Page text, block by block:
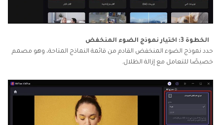
الخطوة 3: اختيار نموذج الضوء المنخفض
حدد نموذج الضوء المنخفض القادم من قائمة النماذج المتاحة، وهو مصمم
خصيصًا للتعامل مع إزالة الظلال.